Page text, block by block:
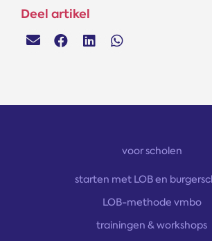
Deel artikel
voor scholen
starten met LOB en
LOB-methode vmbo
trainingen & workshops